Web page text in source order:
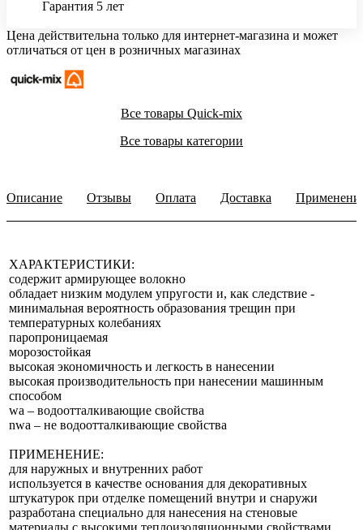
Гарантия 5 лет
Цена действительна только для интернет-магазина и может
отличаться от цен в розничных магазинах
Все товары Quick-mix
Все товары категории
Описание Отзывы Оплата Доставка
ХАРАКТЕРИСТИКИ:
содержит армирующее волокно
обладает низким модулем упругости и, как следствие -
минимальная вероятность образования трещин при
температурных колебаниях
паропроницаемая
морозостойкая
высокая экономичность и легкость в нанесении
высокая производительность при нанесении машинным
способом
wa – водоотталкивающие свойства
nwa – не водоотталкивающие свойства
ПРИМЕНЕНИЕ:
для наружных и внутренних работ
используется в качестве основания для декоративных
штукатурок при отделке помещений внутри и снаружи
разработана специально для нанесения на стеновые